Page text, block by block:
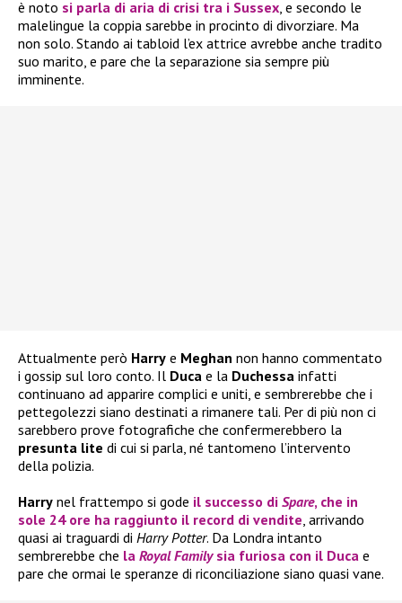
è noto si parla di aria di crisi tra i Sussex, e secondo le
malelingue la coppia sarebbe in procinto di divorziare. Ma
non solo. Stando ai tabloid l’ex attrice avrebbe anche tradito
suo marito, e pare che la separazione sia sempre più
imminente.
Attualmente però Harry e Meghan non hanno commentato
i gossip sul loro conto. Il Duca e la Duchessa infatti
continuano ad apparire complici e uniti, e sembrerebbe che i
pettegolezzi siano destinati a rimanere tali. Per di più non ci
sarebbero prove fotografiche che confermerebbero la
presunta lite di cui si parla, né tantomeno l’intervento
della polizia.
Harry nel frattempo si gode il successo di Spare, che in
sole 24 ore ha raggiunto il record di vendite, arrivando
quasi ai traguardi di Harry Potter. Da Londra intanto
sembrerebbe che la Royal Familysia furiosa con il Duca e
pare che ormai le speranze di riconciliazione siano quasi vane.